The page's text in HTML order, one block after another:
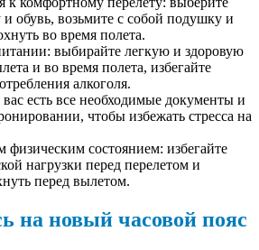
обувь, возьмите с собой подушку и
во время полета.
выбирайте легкую и здоровую
и во время полета, избегайте
алкоголя.
вас есть все необходимые документы и
чтобы избежать стресса на
физическим состоянием: избегайте
нагрузки перед перелетом и
перед вылетом.
на новый часовой пояс